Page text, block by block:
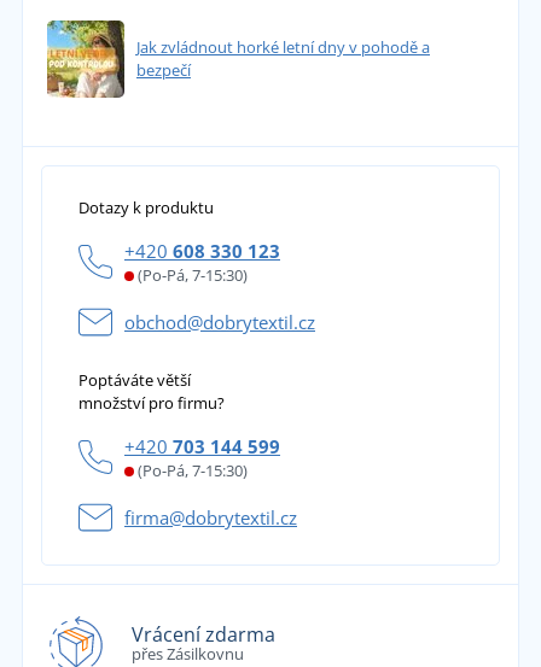
Jak zvládnout horké letní dny v pohodě a
bezpečí
Dotazy k produktu
+420 608 330 123
(Po-Pá, 7-15:30)
obchod@dobrytextil.cz
Poptáváte větší
množství pro firmu?
+420 703 144 599
(Po-Pá, 7-15:30)
firma@dobrytextil.cz
Vrácení zdarma
přes Zásilkovnu